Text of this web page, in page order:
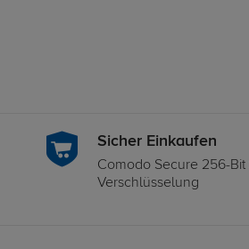
Sicher Einkaufen
Comodo Secure 256-Bit
Verschlüsselung